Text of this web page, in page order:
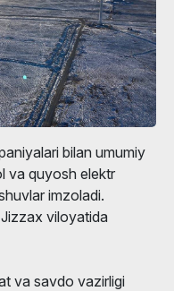
bilan umumiy
va quyosh elektr
imzoladi.
viloyatida
va savdo vazirligi